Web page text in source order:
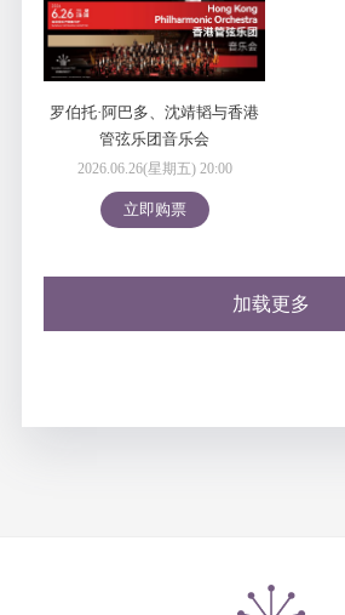
罗伯托·阿巴多、沈靖韬与香港
管弦乐团音乐会
2026.06.26(星期五) 20:00
立即购票
加载更多